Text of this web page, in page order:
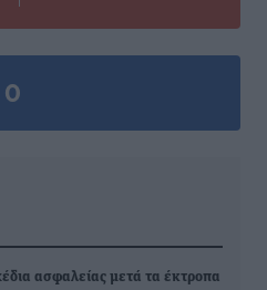
0
ασφαλείας μετά τα έκτροπα